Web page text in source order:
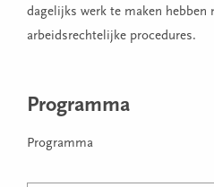
dagelijks werk te maken hebben
arbeidsrechtelijke procedures.
Programma
Programma